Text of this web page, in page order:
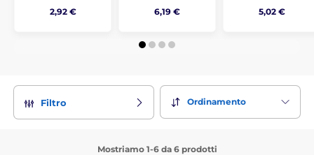
2,92 €
6,19 €
5,02 €
Filtro Ordinamento
Mostriamo 1-6 da 6 prodotti